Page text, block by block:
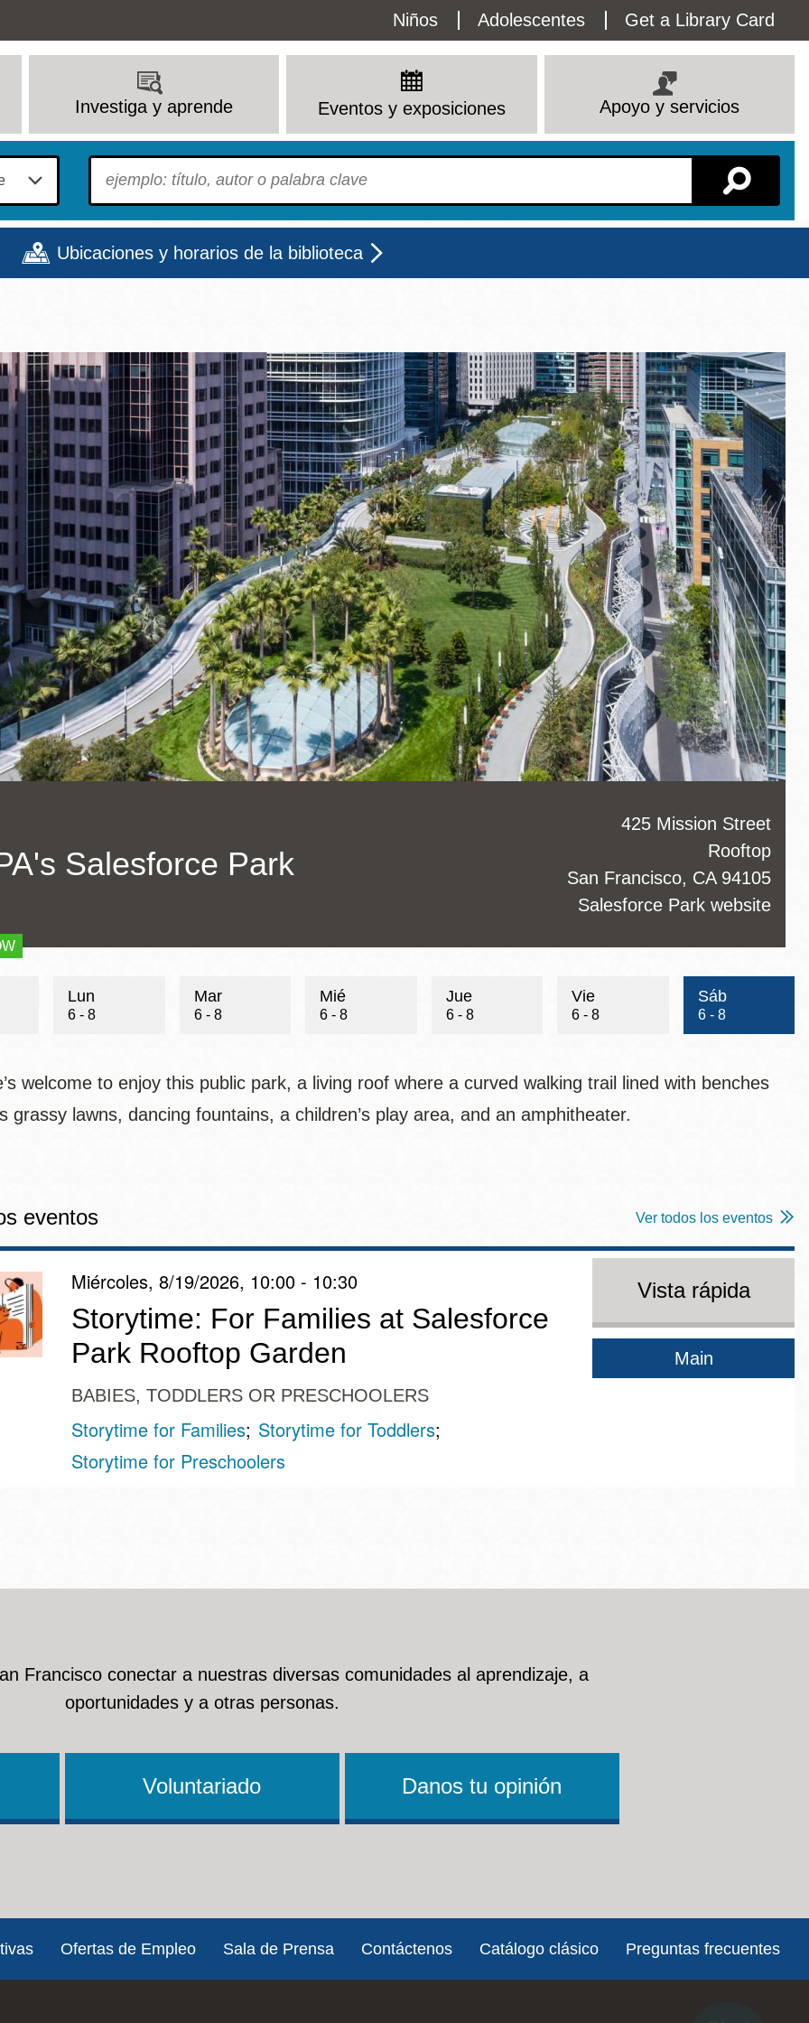
Utility
Menu
Niños Adolescentes Get a Library Card
Investiga y aprende Eventos y exposiciones Apoyo y servicios
To find?
Ubicaciones y horarios de la biblioteca
Lun
9 - 6
Mar
9 - 8
Mié
9 - 8
Jue
9 - 8
Vie
12 - 6
Sáb
10 - 6
Ver todas
Ocean View
Biblioteca
Ambulante OMI
Ortega
Park
Parkside
Potrero
Richmond
Sunset
Treasure Island
Visitacion Valley
West Portal
Western
Biblioteca virtual
Salesforce Park
425 Mission Street
Rooftop
San Francisco, CA 94105
Salesforce Park website
Lun
6 - 8
Mar
6 - 8
Mié
6 - 8
Jue
6 - 8
Vie
6 - 8
Sáb
6 - 8
welcome to enjoy this public park, a living roof where a curved walking trail lined with benches
grassy lawns, dancing fountains, a children’s play area, and an amphitheater.
eventos Ver todos los eventos
Miércoles, 8/19/2026, 10:00 - 10:30
Storytime: For Families at Salesforce
Park Rooftop Garden
BABIES, TODDLERS OR PRESCHOOLERS
Storytime for Families Storytime for Toddlers
Storytime for Preschoolers
Vista rápida
Main
Francisco conectar a nuestras diversas comunidades al aprendizaje, a
oportunidades y a otras personas.
Voluntariado Danos tu opinión
Ofertas de Empleo Sala de Prensa Contáctenos Catálogo clásico Preguntas frecuentes